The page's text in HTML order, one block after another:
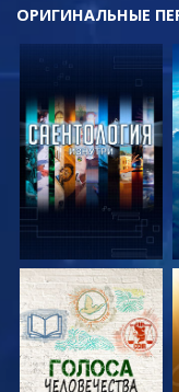
ОРИГИНАЛЬНЫЕ
СМОТРЕТЬ
ПЕРЕДАЧИ